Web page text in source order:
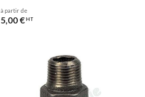
à partir de
5,00 €HT